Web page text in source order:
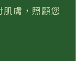
膚，照顧您